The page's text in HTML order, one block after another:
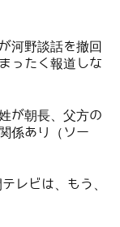
河野談話を撤回
ったく報道しな
が朝長、父方の
係あり（ソー
レビは、もう、